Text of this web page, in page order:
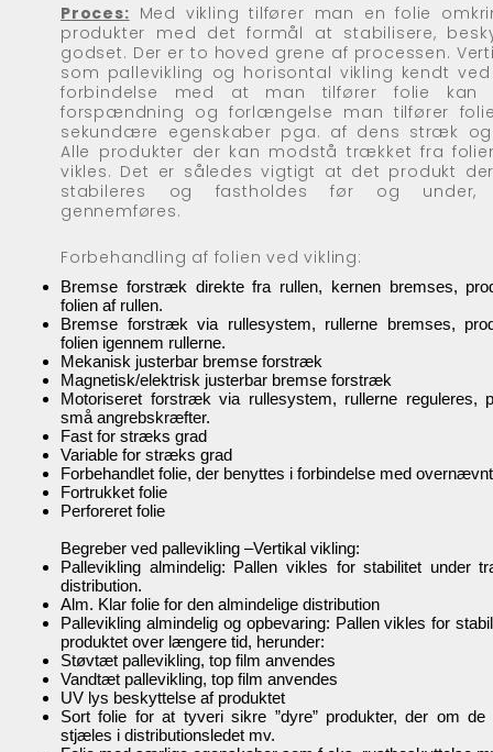
Proces: Med vikling tilfører man en folie
produkter med det formål at stabilisere,
godset. Der er to hoved grene af processen.
som pallevikling og horisontal vikling kendt
forbindelse med at man tilfører folie kan
forspændning og forlængelse man tilfører
sekundære egenskaber pga. af dens stræk og
Alle produkter der kan modstå trækket fra
vikles. Det er således vigtigt at det produkt
stabileres og fastholdes før og under,
gennemføres.
Forbehandling af folien ved vikling:
Bremse forstræk direkte fra rullen, kernen bremses,
folien af rullen.
Bremse forstræk via rullesystem, rullerne bremses,
folien igennem rullerne.
Mekanisk justerbar bremse forstræk
Magnetisk/elektrisk justerbar bremse forstræk
Motoriseret forstræk via rullesystem, rullerne reguleres,
små angrebskræfter.
Fast for stræks grad
Variable for stræks grad
Forbehandlet folie, der benyttes i forbindelse med
Fortrukket folie
Perforeret folie
Begreber ved pallevikling –Vertikal vikling:
Pallevikling almindelig: Pallen vikles for stabilitet under
distribution.
Alm. Klar folie for den almindelige distribution
Pallevikling almindelig og opbevaring: Pallen vikles for
produktet over længere tid, herunder:
Støvtæt pallevikling, top film anvendes
Vandtæt pallevikling, top film anvendes
UV lys beskyttelse af produktet
Sort folie for at tyveri sikre ”dyre” produkter, der om
stjæles i distributionsledet mv.